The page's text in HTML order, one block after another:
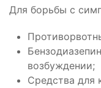
Для борьбы с
возбуждении;
Средства для